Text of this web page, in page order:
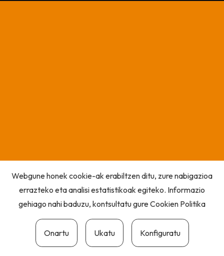
Webgune honek cookie-ak erabiltzen ditu, zure nabigazioa
errazteko eta analisi estatistikoak egiteko. Informazio
gehiago nahi baduzu, kontsultatu gureCookien Politika
Onartu Ukatu Konfiguratu